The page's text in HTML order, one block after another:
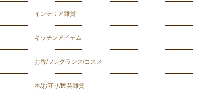
インテリア雑貨
キッチンアイテム
お香/フレグランス/コスメ
本/お守り/民芸雑貨